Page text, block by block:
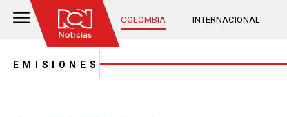
COLOMBIA INTERNACIONAL
EMISIONES